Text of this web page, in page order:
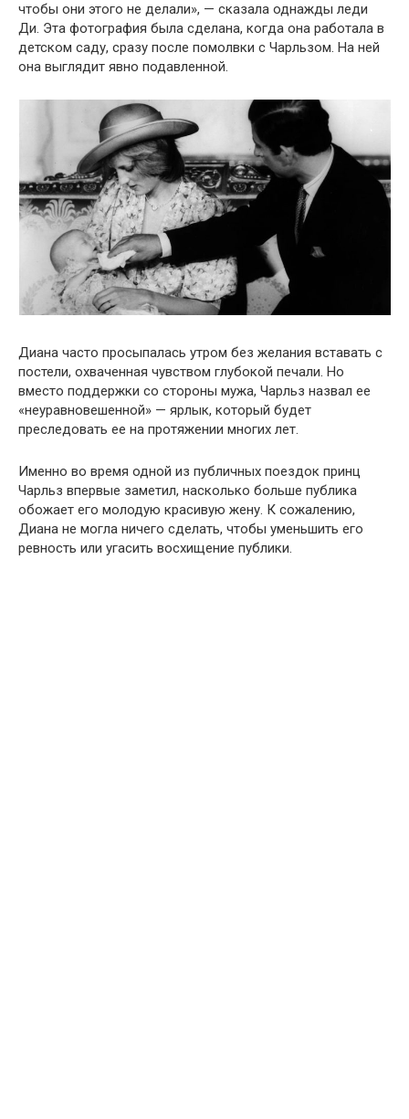
чтобы они этого не делали», — сказала однажды леди
Ди. Эта фотография была сделана, когда она работала в
детском саду, сразу после помолвки с Чарльзом. На ней
она выглядит явно подавленной.
Диана часто просыпалась утром без желания вставать с
постели, охваченная чувством глубокой печали. Но
вместо поддержки со стороны мужа, Чарльз назвал ее
«неуравновешенной» — ярлык, который будет
преследовать ее на протяжении многих лет.
Именно во время одной из публичных поездок принц
Чарльз впервые заметил, насколько больше публика
обожает его молодую красивую жену. К сожалению,
Диана не могла ничего сделать, чтобы уменьшить его
ревность или угасить восхищение публики.